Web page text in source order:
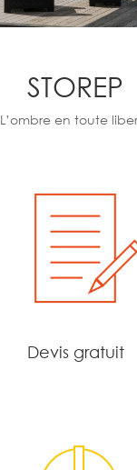
STOREP
L’ombre en toute
Devis gratuit